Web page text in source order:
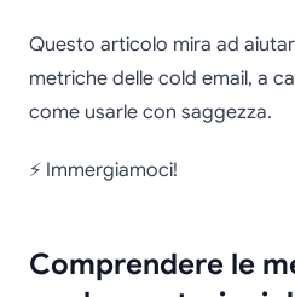
Questo articolo mira ad
metriche delle cold email, a
come usarle con saggezza.
⚡ Immergiamoci!
Comprendere le